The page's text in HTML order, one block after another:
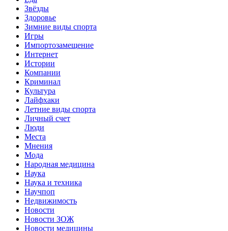
Звёзды
Здоровье
Зимние виды спорта
Игры
Импортозамещение
Интернет
Истории
Компании
Криминал
Культура
Лайфхаки
Летние виды спорта
Личный счет
Люди
Места
Мнения
Мода
Народная медицина
Наука
Наука и техника
Научпоп
Недвижимость
Новости
Новости ЗОЖ
Новости медицины